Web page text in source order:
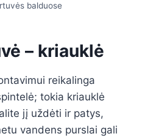
balduose
– kriauklė
reikalinga
tokia kriauklė
jį uždėti ir patys,
vandens purslai gali